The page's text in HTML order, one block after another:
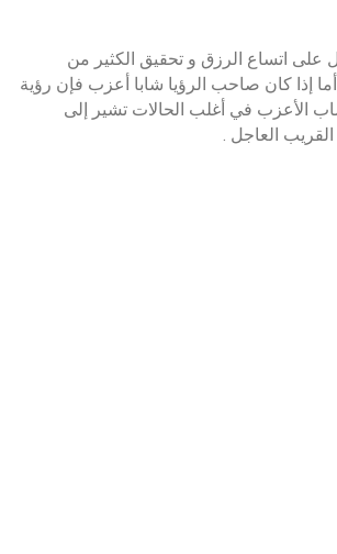
على اتساع الرزق و تحقيق الكثير من
أما إذا كان صاحب الرؤيا شابا أعزب فإن رؤية
الأعزب في أغلب الحالات تشير إلى
القريب العاجل .